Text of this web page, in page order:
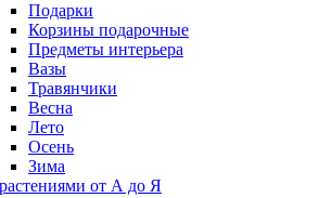
Подарки
Корзины подарочные
Предметы интерьера
Вазы
Травянчики
Весна
Лето
Осень
Зима
от А до Я